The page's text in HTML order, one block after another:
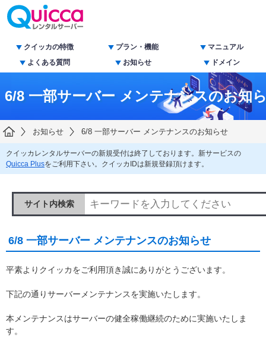
クイッカの特徴 プラン・機能
マニュアル
よくある質問
お知らせ ドメイン
6/8 一部サーバー メンテナンスのお知
お知らせ 6/8 一部サーバー メンテナンスのお知らせ
クイッカレンタルサーバーの新規受付は終了しております。新サービスの
Quicca Plusをご利用下さい。クイッカIDは新規登録頂けます。
サイト内検索
6/8 一部サーバー メンテナンスのお知らせ
平素よりクイッカをご利用頂き誠にありがとうございます。
下記の通りサーバーメンテナンスを実施いたします。
本メンテナンスはサーバーの健全稼働継続のために実施いたしま
す。